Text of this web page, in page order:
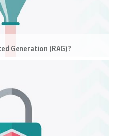
Generation (RAG)?